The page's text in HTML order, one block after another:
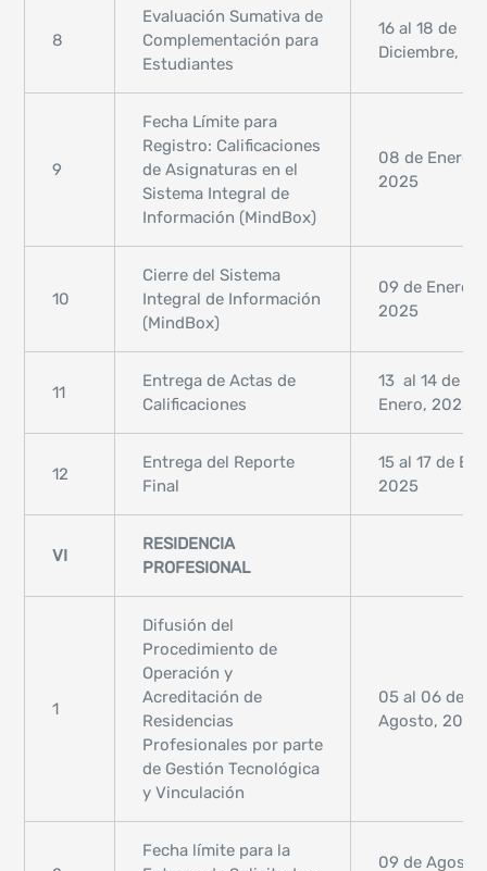
8
Evaluación Sumativa de
Complementación para
Estudiantes
16 al 18 de
Diciembre,
9
Fecha Límite para
Registro: Calificaciones
de Asignaturas en el
Sistema Integral de
Información (MindBox)
08 de Enero,
2025
10
Cierre del Sistema
Integral de Información
(MindBox)
09 de Enero,
2025
11
Entrega de Actas de
Calificaciones
13 al 14 de
Enero, 2025
12
Entrega del Reporte
Final
15 al 17 de
2025
VI
RESIDENCIA
PROFESIONAL
1
Difusión del
Procedimiento de
Operación y
Acreditación de
Residencias
Profesionales por parte
de Gestión Tecnológica
y Vinculación
05 al 06 de
Agosto, 2024
Fecha límite para la
09 de Agosto,